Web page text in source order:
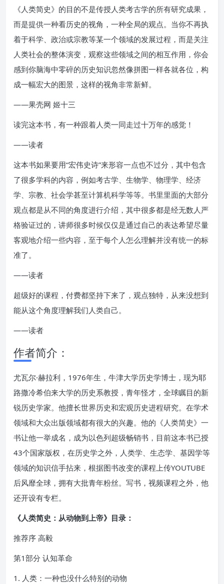
《人类简史》的目的不是传授人类考古学的所有研究成果，
而是提供一种看历史的视角，一种全局的观点。当你不再执
着于科学、政治或宗教等某一个领域的发展过程，而是关注
人类社会的整体演变，观察这些领域之间的相互作用，你会
感到你脑海中零碎的历史知识忽然像拼图一样各就各位，构
成一幅宏大的图景，这样的视角非常新鲜。
——果壳网 姬十三
读完这本书，有一种跟着人类一同走过十万年的感觉！
——读者
这本书如果要用“宏伟史诗”来形容一点也不过分，其中包含
了很多学科的内容，例如考古学、生物学、物理学、经济
学、宗教、社会学甚至计算机科学等等。书里里面的大部分
观点都是从不同的角度进行介绍，其中很多都是经无数人严
格验证过的，讲师很多时候仅仅是通过自己的表达希望尽量
客观地介绍一些内容，至于每个人怎么理解并没有统一的标
准了。
——读者
超级好的课程，付费都坚持下来了，观点独特，从来没想到
能从这个角度理解我们人类自己。
——读者
作者简介：
尤瓦尔·赫拉利，1976年生，牛津大学历史学博士，现为耶
路撒冷希伯来大学的历史系教授，青年怪才，全球瞩目的新
锐历史学家。他擅长世界历史和宏观历史进程研究。在学术
领域和大众出版领域都有很大的兴趣。他的《人类简史》一
书让他一举成名，成为以色列超级畅销书，目前这本书已授
43个国家版权，在历史学之外，人类学、生态学、基因学等
领域的知识信手拈来，根据图书改变的课程上传YOUTUBE
后风靡全球，拥有大批青年粉丝。写书，视频课程之外，他
还开设有专栏。
《人类简史：从动物到上帝》目录：
推荐序 高毅
第1部分 认知革命
1. 人类：一种也没什么特别的动物